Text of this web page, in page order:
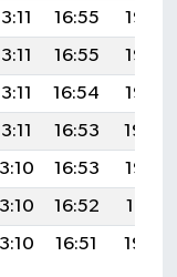
16:55
19:58
16:55
19:57
16:54
19:55
16:53
19:54
16:53
19:53
16:52
19:51
16:51 19:50